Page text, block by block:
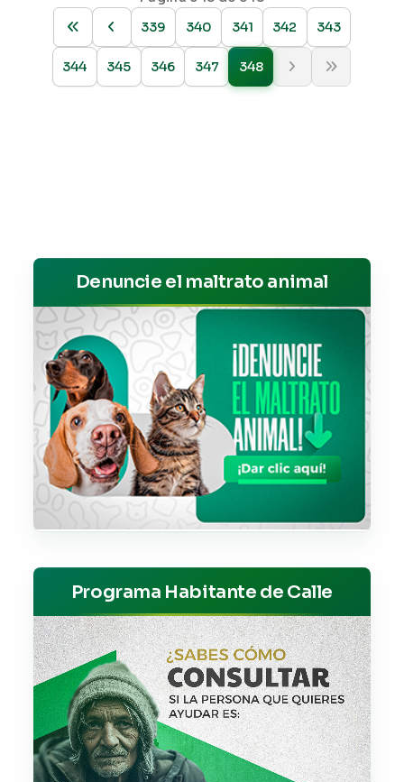
339
340 341 342 343
344 345 346 347 348
Denuncie el maltrato animal
Programa Habitante de Calle